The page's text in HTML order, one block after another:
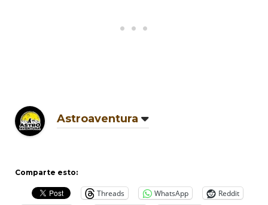
Astroaventura
Comparte esto:
Threads WhatsApp
Reddit